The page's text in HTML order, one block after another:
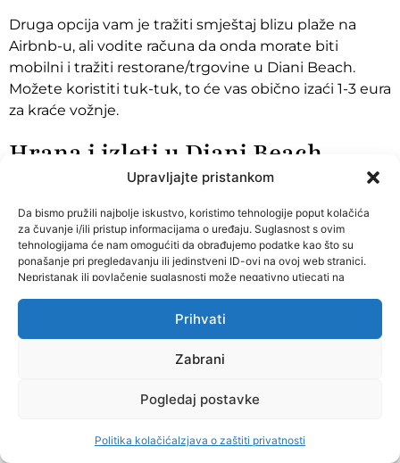
Upravljajte pristankom
Da bismo pružili najbolje iskustvo, koristimo tehnologije poput kolačića
za čuvanje i/ili pristup informacijama o uređaju. Suglasnost s ovim
tehnologijama će nam omogućiti da obrađujemo podatke kao što su
ponašanje pri pregledavanju ili jedinstveni ID-ovi na ovoj web stranici.
Nepristanak ili povlačenje suglasnosti može negativno utjecati na
Prihvati
Zabrani
Pogledaj postavke
Politika kolačićaIzjava o zaštiti privatnosti
Druga opcija vam je tražiti smještaj blizu plaže na
Airbnb-u, ali vodite računa da onda morate biti
mobilni i tražiti restorane/trgovine u Diani Beach.
Možete koristiti tuk-tuk, to će vas obično izaći 1-3 eura
za kraće vožnje.
Hrana i izleti u Diani Beach
Što se tiče hrane, vjerojatno vam je najbolje jesti u
jedan restoran,Ali Barbour’s Cave Restaurant.
Restoran smješten doslovno u špilji. Ambijent je
zaista poseban ali mi nismo ostali preoduševljeni
hranom.
Restoran je zamišljen kao fine dining, ali više po
veličini porcija i cijenama, nego po kvaliteti hrane i
jednodnevni izlet naWasini otok.
Izlet obično uključuje vožnju tradicionalnim dhow